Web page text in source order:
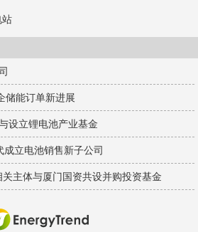
a
W
e
b
o
d
n
站
储能订单新进展
设立锂电池产业基金
立电池销售新子公司
主体与厦门国资共设并购投资基金